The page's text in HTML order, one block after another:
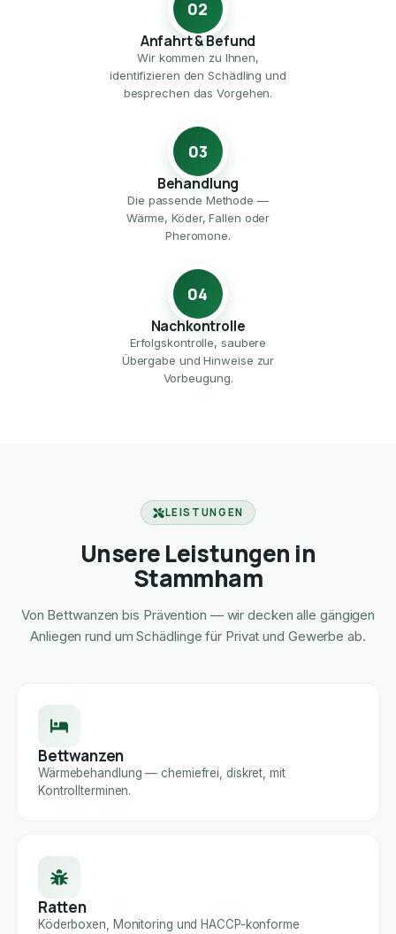
02
Anfahrt & Befund
Wir kommen zu Ihnen,
identifizieren den Schädling und
besprechen das Vorgehen.
03
Behandlung
Die passende Methode —
Wärme, Köder, Fallen oder
Pheromone.
04
Nachkontrolle
Erfolgskontrolle, saubere
Übergabe und Hinweise zur
Vorbeugung.
LEISTUNGEN
Unsere Leistungen in
Stammham
Von Bettwanzen bis Prävention — wir decken alle gängigen
Anliegen rund um Schädlinge für Privat und Gewerbe ab.
Bettwanzen
Wärmebehandlung — chemiefrei, diskret, mit
Kontrollterminen.
Ratten
Köderboxen, Monitoring und HACCP-konforme